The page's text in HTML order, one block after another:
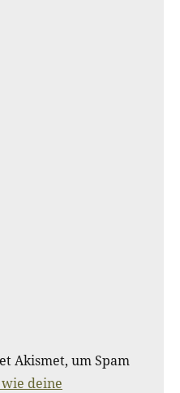
Akismet, um Spam
deine